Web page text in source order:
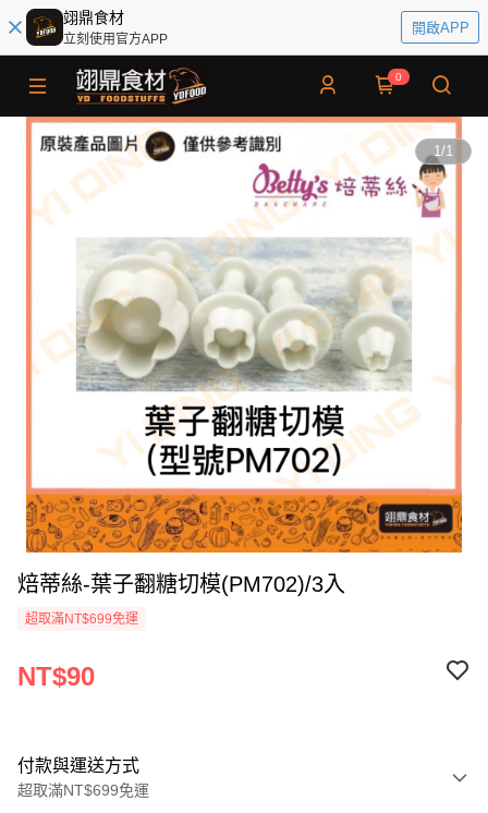
翊鼎食材
立刻使用官方APP
開啟APP
0
1/1
焙蒂絲-葉子翻糖切模(PM702)/3入
超取滿NT$699免運
NT$90
付款與運送方式
超取滿NT$699免運